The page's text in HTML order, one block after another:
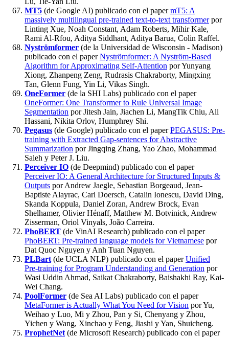
MT5 (de Google AI) publicado con el papermT5: A
massively multilingual pre-trained text-to-text transformerpor
Linting Xue, Noah Constant, Adam Roberts, Mihir Kale,
Rami Al-Rfou, Aditya Siddhant, Aditya Barua, Colin Raffel.
Nyströmformer (de la Universidad de Wisconsin - Madison)
publicado con el paperNyströmformer: A Nyström-Based
Algorithm for Approximating Self-Attention por Yunyang
Xiong, Zhanpeng Zeng, Rudrasis Chakraborty, Mingxing
Tan, Glenn Fung, Yin Li, Vikas Singh.
OneFormer (de la SHI Labs) publicado con el paper
OneFormer: One Transformer to Rule Universal Image
Segmentation por Jitesh Jain, Jiachen Li, MangTik Chiu, Ali
Hassani, Nikita Orlov, Humphrey Shi.
Pegasus (de Google) publicado con el paperPEGASUS: Pre-
training with Extracted Gap-sentences for Abstractive
Summarization por Jingqing Zhang, Yao Zhao, Mohammad
Saleh y Peter J. Liu.
Perceiver IO (de Deepmind) publicado con el paper
Perceiver IO: A General Architecture for Structured Inputs &
Outputs por Andrew Jaegle, Sebastian Borgeaud, Jean-
Baptiste Alayrac, Carl Doersch, Catalin Ionescu, David Ding,
Skanda Koppula, Daniel Zoran, Andrew Brock, Evan
Shelhamer, Olivier Hénaff, Matthew M. Botvinick, Andrew
Zisserman, Oriol Vinyals, João Carreira.
PhoBERT (de VinAI Research) publicado con el paper
PhoBERT: Pre-trained language models for Vietnamese por
Dat Quoc Nguyen y Anh Tuan Nguyen.
PLBart (de UCLA NLP) publicado con el paperUnified
Pre-training for Program Understanding and Generation por
Wasi Uddin Ahmad, Saikat Chakraborty, Baishakhi Ray, Kai-
Wei Chang.
PoolFormer (de Sea AI Labs) publicado con el paper
MetaFormer is Actually What You Need for Vision por Yu,
Weihao y Luo, Mi y Zhou, Pan y Si, Chenyang y Zhou,
Yichen y Wang, Xinchao y Feng, Jiashi y Yan, Shuicheng.
ProphetNet (de Microsoft Research) publicado con el paper